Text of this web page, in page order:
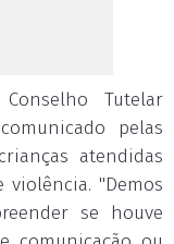
Tutelar
pelas
atendidas
"Demos
se houve